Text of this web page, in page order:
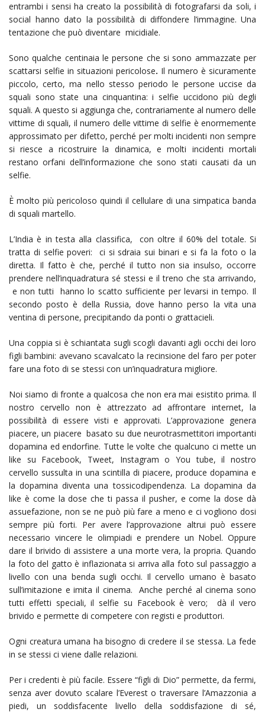
entrambi i sensi ha creato la possibilità di fotografarsi da soli, i
social hanno dato la possibilità di diffondere l’immagine. Una
tentazione che può diventare micidiale.
Sono qualche centinaia le persone che si sono ammazzate per
scattarsi selfie in situazioni pericolose. Il numero è sicuramente
piccolo, certo, ma nello stesso periodo le persone uccise da
squali sono state una cinquantina: i selfie uccidono più degli
squali. A questo si aggiunga che, contrariamente al numero delle
vittime di squali, il numero delle vittime di selfie è enormemente
approssimato per difetto, perché per molti incidenti non sempre
si riesce a ricostruire la dinamica, e molti incidenti mortali
restano orfani dell’informazione che sono stati causati da un
selfie.
È molto più pericoloso quindi il cellulare di una simpatica banda
di squali martello.
L’India è in testa alla classifica, con oltre il 60% del totale. Si
tratta di selfie poveri: ci si sdraia sui binari e si fa la foto o la
diretta. Il fatto è che, perché il tutto non sia insulso, occorre
prendere nell’inquadratura sé stessi e il treno che sta arrivando,
e non tutti hanno lo scatto sufficiente per levarsi in tempo. Il
secondo posto è della Russia, dove hanno perso la vita una
ventina di persone, precipitando da ponti o grattacieli.
Una coppia si è schiantata sugli scogli davanti agli occhi dei loro
figli bambini: avevano scavalcato la recinsione del faro per poter
fare una foto di se stessi con un’inquadratura migliore.
Noi siamo di fronte a qualcosa che non era mai esistito prima. Il
nostro cervello non è attrezzato ad affrontare internet, la
possibilità di essere visti e approvati. L’approvazione genera
piacere, un piacere basato su due neurotrasmettitori importanti
dopamina ed endorfine. Tutte le volte che qualcuno ci mette un
like su Facebook, Tweet, Instagram o You tube, il nostro
cervello sussulta in una scintilla di piacere, produce dopamina e
la dopamina diventa una tossicodipendenza. La dopamina da
like è come la dose che ti passa il pusher, e come la dose dà
assuefazione, non se ne può più fare a meno e ci vogliono dosi
sempre più forti. Per avere l’approvazione altrui può essere
necessario vincere le olimpiadi e prendere un Nobel. Oppure
dare il brivido di assistere a una morte vera, la propria. Quando
la foto del gatto è inflazionata si arriva alla foto sul passaggio a
livello con una benda sugli occhi. Il cervello umano è basato
sull’imitazione e imita il cinema. Anche perché al cinema sono
tutti effetti speciali, il selfie su Facebook è vero; dà il vero
brivido e permette di competere con registi e produttori.
Ogni creatura umana ha bisogno di credere il se stessa. La fede
in se stessi ci viene dalle relazioni.
Per i credenti è più facile. Essere “figli di Dio” permette, da fermi,
senza aver dovuto scalare l’Everest o traversare l’Amazzonia a
piedi, un soddisfacente livello della soddisfazione di sé,